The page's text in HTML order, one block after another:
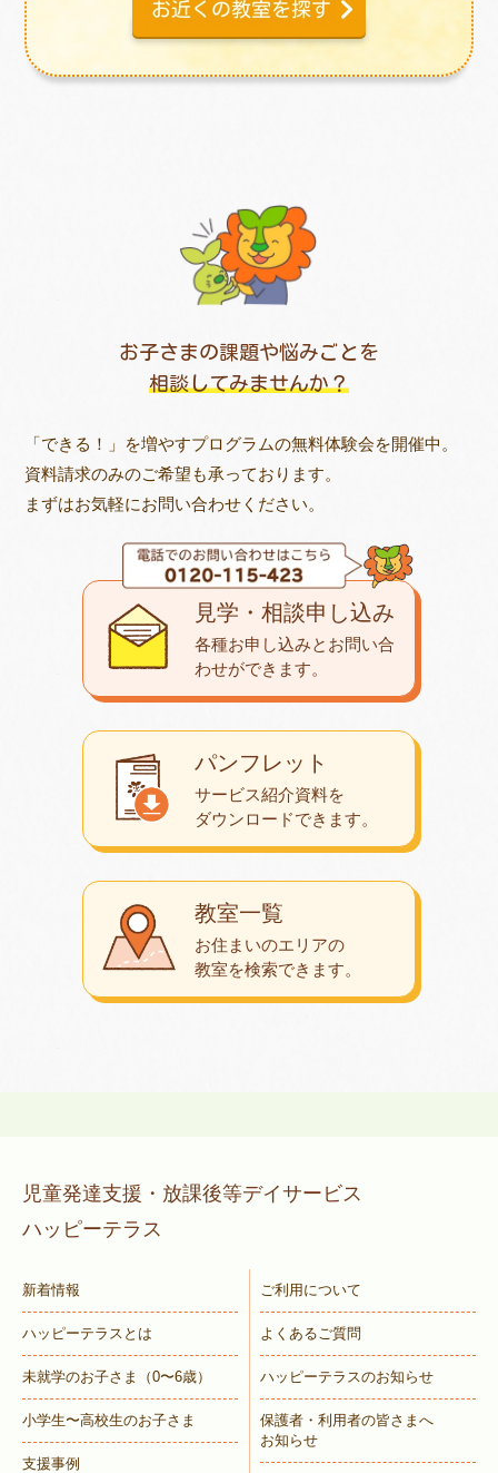
お子さまの課題や悩みごとを
相談してみませんか？
「できる！」を増やすプログラムの無料体験会を開催中。
資料請求のみのご希望も承っております。
まずはお気軽にお問い合わせください。
教室一覧
お住まいのエリアの
教室を検索できます。
パンフレット
サービス紹介資料を
ダウンロードできます。
見学・相談申し込み
各種お申し込みとお問い合
わせができます。
児童発達支援・放課後等デイサービス
ハッピーテラス
新着情報
ハッピーテラスとは
未就学のお子さま （0〜6歳）
小学生〜高校生のお子さま
支援事例
ご利用について
よくあるご質問
ハッピーテラスのお知らせ
保護者・利用者の皆さまへ
お知らせ